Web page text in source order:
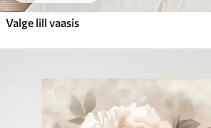
Valge lill vaasis